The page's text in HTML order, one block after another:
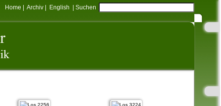
Home |Archiv English |Suchen